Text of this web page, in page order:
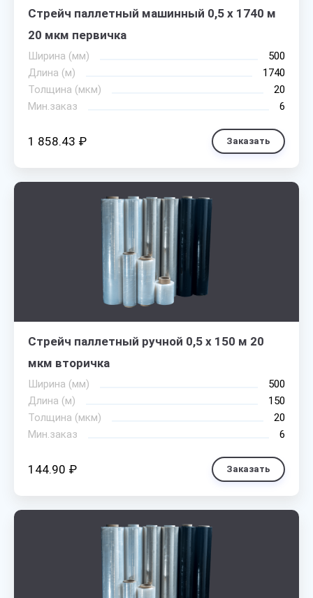
Стрейч паллетный машинный 0,5 х 1740 м
20 мкм первичка
Ширина (мм)
500
Длина (м)
1740
Толщина (мкм)
20
Мин.заказ
6
1 858.43 ₽ Заказать
Стрейч паллетный ручной 0,5 х 150 м 20
мкм вторичка
Ширина (мм)
500
Длина (м)
150
Толщина (мкм)
20
Мин.заказ
6
144.90 ₽ Заказать